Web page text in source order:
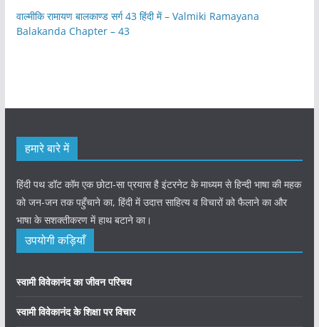
वाल्मीकि रामायण बालकाण्ड सर्ग 43 हिंदी में – Valmiki Ramayana
Balakanda Chapter – 43
हमारे बारे में
हिंदी पथ डॉट कॉम एक छोटा-सा प्रयास है इंटरनेट के माध्यम से हिन्दी भाषा की महक
को जन-जन तक पहुँचाने का, हिंदी में उदात्त साहित्य व विचारों को फैलाने का और
भाषा के सशक्तीकरण में हाथ बटाने का।
उपयोगी कड़ियाँ
स्वामी विवेकानंद का जीवन परिचय
स्वामी विवेकानंद के शिक्षा पर विचार